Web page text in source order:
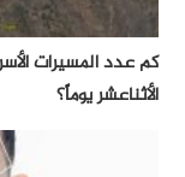
كم عدد المسيرات
الأثناعشر يوماً؟